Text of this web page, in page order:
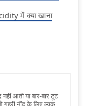
में क्या खाना
नहीं आती या बार-बार टूट
गहरी नींद के लिए ल्यूक